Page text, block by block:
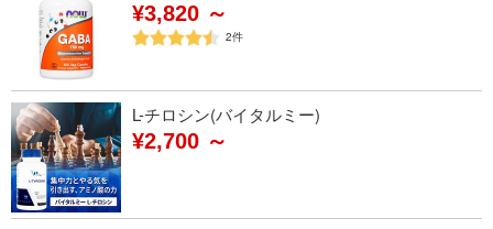
¥3,820 ～
2件
L-チロシン(バイタルミー)
¥2,700 ～